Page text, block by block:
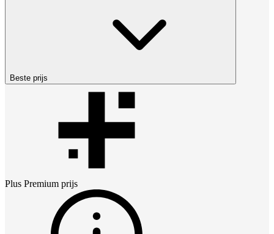
Beste prijs
Plus Premium prijs